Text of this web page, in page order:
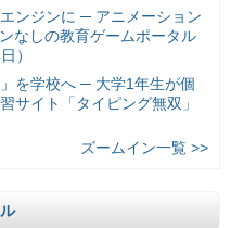
ンジンに ─ アニメーション
なしの教育ゲームポータル
）
を学校へ ─ 大学1年生が個
サイト「タイピング無双」
ズームイン一覧 >>